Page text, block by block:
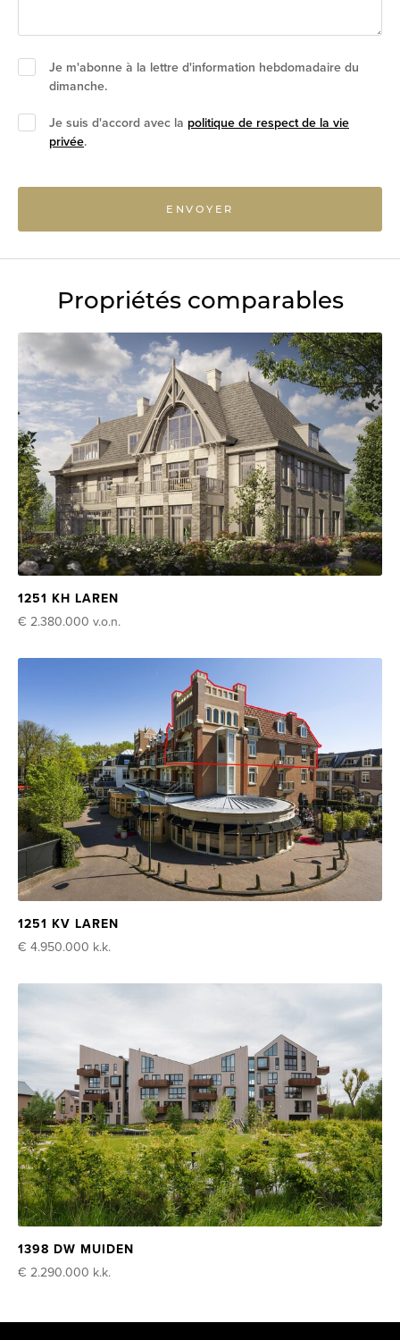
Je m'abonne à la lettre d'information hebdomadaire du
dimanche.
Je suis d'accord avec la politique de respect de la vie
privée.
ENVOYER
Propriétés comparables
1251 KH LAREN
€ 2.380.000 v.o.n.
1251 KV LAREN
€ 4.950.000 k.k.
1398 DW MUIDEN
€ 2.290.000 k.k.